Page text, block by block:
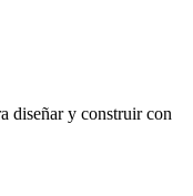
diseñar y construir con